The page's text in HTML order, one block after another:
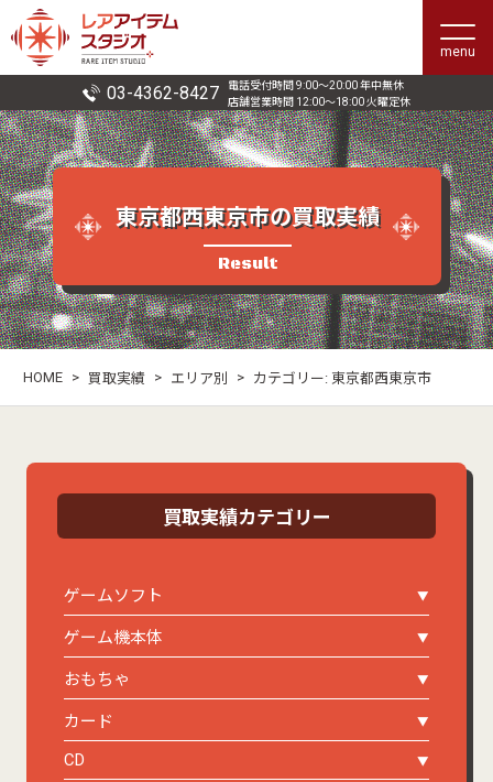
menu
03-4362-8427
電話受付時間 9:00〜20:00 年中無休
店舗営業時間 12:00〜18:00 火曜定休
東京都西東京市の買取実績
Result
HOME > 買取実績 > エリア別 > カテゴリー: 東京都西東京市
買取実績カテゴリー
ゲームソフト
ゲーム機本体
おもちゃ
カード
CD